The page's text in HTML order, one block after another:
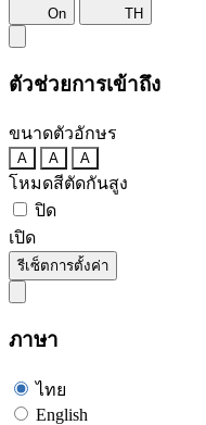
On TH
ตัวช่วยการเข้าถึง
ขนาดตัวอักษร
A A A
โหมดสีตัดกันสูง
ปิด
เปิด
รีเซ็ตการตั้งค่า
ภาษา
ไทย
English